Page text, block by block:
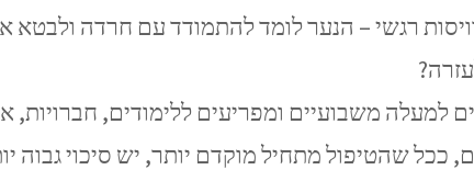
רגשי – הנער לומד להתמודד עם חרדה ולבטא
למעלה משבועיים ומפריעים ללימודים, חברויות,
ככל שהטיפול מתחיל מוקדם יותר, יש סיכוי גבוה